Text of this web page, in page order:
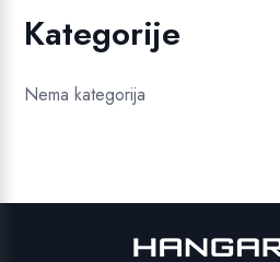
Kategorije
Nema kategorija